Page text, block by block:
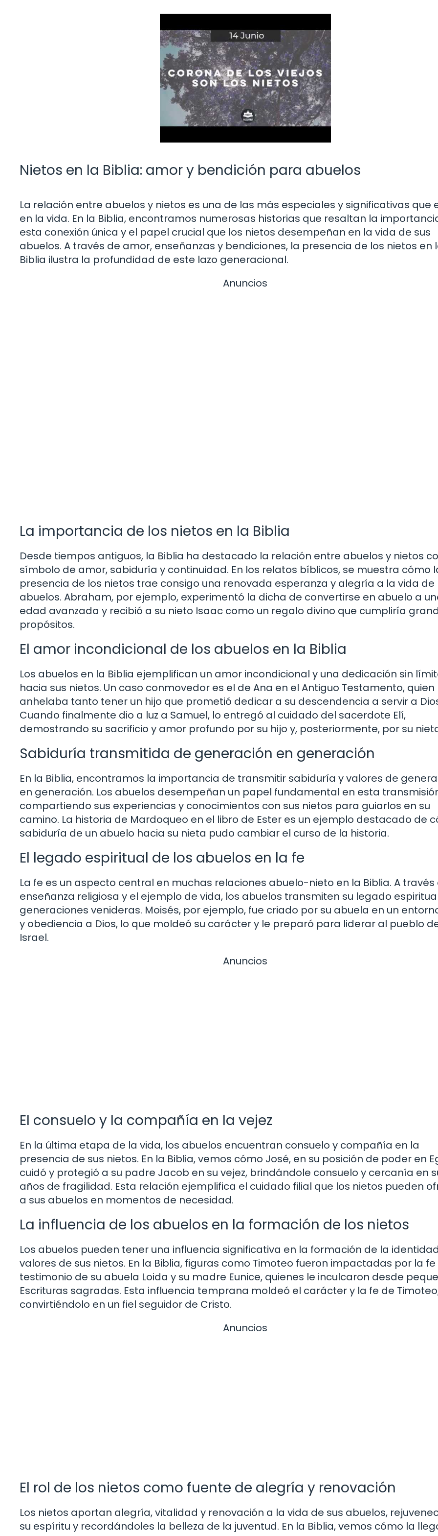
Nietos en la Biblia: amor y bendición para abuelos
La relación entre abuelos y nietos es una de las más especiales y significativas que
en la vida. En la Biblia, encontramos numerosas historias que resaltan la
esta conexión única y el papel crucial que los nietos desempeñan en la vida de sus
abuelos. A través de amor, enseñanzas y bendiciones, la presencia de los nietos en
Biblia ilustra la profundidad de este lazo generacional.
Anuncios
La importancia de los nietos en la Biblia
Desde tiempos antiguos, la Biblia ha destacado la relación entre abuelos y nietos
símbolo de amor, sabiduría y continuidad. En los relatos bíblicos, se muestra cómo
presencia de los nietos trae consigo una renovada esperanza y alegría a la vida de
abuelos. Abraham, por ejemplo, experimentó la dicha de convertirse en abuelo a
edad avanzada y recibió a su nieto Isaac como un regalo divino que cumpliría
propósitos.
El amor incondicional de los abuelos en la Biblia
Los abuelos en la Biblia ejemplifican un amor incondicional y una dedicación sin
hacia sus nietos. Un caso conmovedor es el de Ana en el Antiguo Testamento, quien
anhelaba tanto tener un hijo que prometió dedicar a su descendencia a servir a
Cuando finalmente dio a luz a Samuel, lo entregó al cuidado del sacerdote Elí,
demostrando su sacrificio y amor profundo por su hijo y, posteriormente, por su
Sabiduría transmitida de generación en generación
En la Biblia, encontramos la importancia de transmitir sabiduría y valores de
en generación. Los abuelos desempeñan un papel fundamental en esta
compartiendo sus experiencias y conocimientos con sus nietos para guiarlos en su
camino. La historia de Mardoqueo en el libro de Ester es un ejemplo destacado de
sabiduría de un abuelo hacia su nieta pudo cambiar el curso de la historia.
El legado espiritual de los abuelos en la fe
La fe es un aspecto central en muchas relaciones abuelo-nieto en la Biblia. A través
enseñanza religiosa y el ejemplo de vida, los abuelos transmiten su legado
generaciones venideras. Moisés, por ejemplo, fue criado por su abuela en un
y obediencia a Dios, lo que moldeó su carácter y le preparó para liderar al pueblo
Israel.
Anuncios
El consuelo y la compañía en la vejez
En la última etapa de la vida, los abuelos encuentran consuelo y compañía en la
presencia de sus nietos. En la Biblia, vemos cómo José, en su posición de poder en
cuidó y protegió a su padre Jacob en su vejez, brindándole consuelo y cercanía en
años de fragilidad. Esta relación ejemplifica el cuidado filial que los nietos pueden
a sus abuelos en momentos de necesidad.
La influencia de los abuelos en la formación de los nietos
Los abuelos pueden tener una influencia significativa en la formación de la
valores de sus nietos. En la Biblia, figuras como Timoteo fueron impactadas por la fe
testimonio de su abuela Loida y su madre Eunice, quienes le inculcaron desde
Escrituras sagradas. Esta influencia temprana moldeó el carácter y la fe de
convirtiéndolo en un fiel seguidor de Cristo.
Anuncios
El rol de los nietos como fuente de alegría y renovación
Los nietos aportan alegría, vitalidad y renovación a la vida de sus abuelos,
su espíritu y recordándoles la belleza de la juventud. En la Biblia, vemos cómo la